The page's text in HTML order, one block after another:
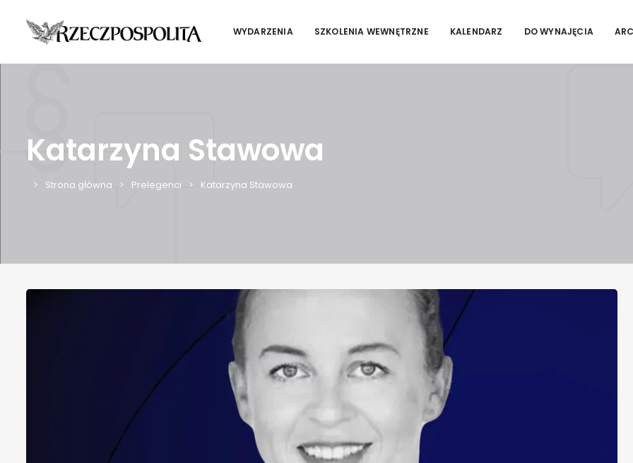
WYDARZENIA SZKOLENIA WEWNĘTRZNE KALENDARZ DO WYNAJĘCIA
Katarzyna Stawowa
Strona główna Prelegenci Katarzyna Stawowa